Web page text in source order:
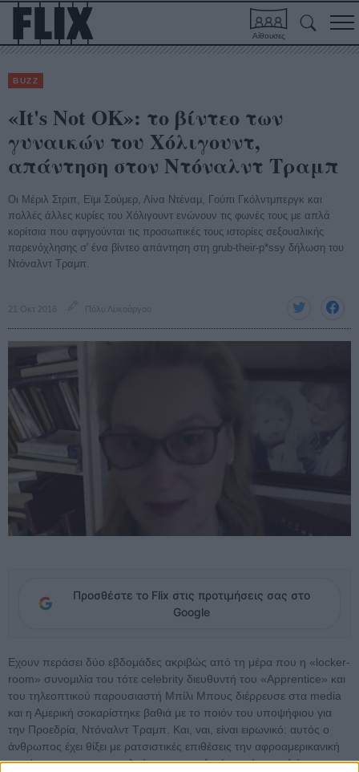
Αίθουσες
BUZZ
«It's Not OK»: το βίντεο των
γυναικών του Χόλιγουντ,
απάντηση στον Ντόναλντ Τραμπ
Οι Μέριλ Στριπ, Εϊμι Σούμερ, Λίνα Ντέναμ, Γούπι Γκόλντμπεργκ και
πολλές άλλες κυρίες του Χόλιγουντ ενώνουν τις φωνές τους με απλά
κορίτσια που αφηγούνται τις προσωπικές τους ιστορίες σεξουαλικής
παρενόχλησης σ' ένα βίντεο απάντηση στη grub-their-p*ssy δήλωση του
Ντόναλντ Τραμπ.
21 Οκτ 2016 Πόλυ Λυκούργου
Προσθέστε το Flix στις προτιμήσεις σας στο
Google
Εχουν περάσει δύο εβδομάδες ακριβώς από τη μέρα που η «locker-
room» συνομιλία του τότε celebrity διευθυντή του «Apprentice» και
του τηλεοπτικού παρουσιαστή Μπίλι Μπους διέρρευσε στα media
και η Αμερική σοκαρίστηκε βαθιά με το ποιόν του υποψήφιου για
την Προεδρία, Ντόναλντ Τραμπ. Και, ναι, είναι ειρωνικό: αυτός ο
άνθρωπος έχει θίξει με ρατσιστικές επιθέσεις την αφροαμερικανική
κοινότητα, τους μουσουλμάνους, τους λατίνους (αποκαλώντας τους